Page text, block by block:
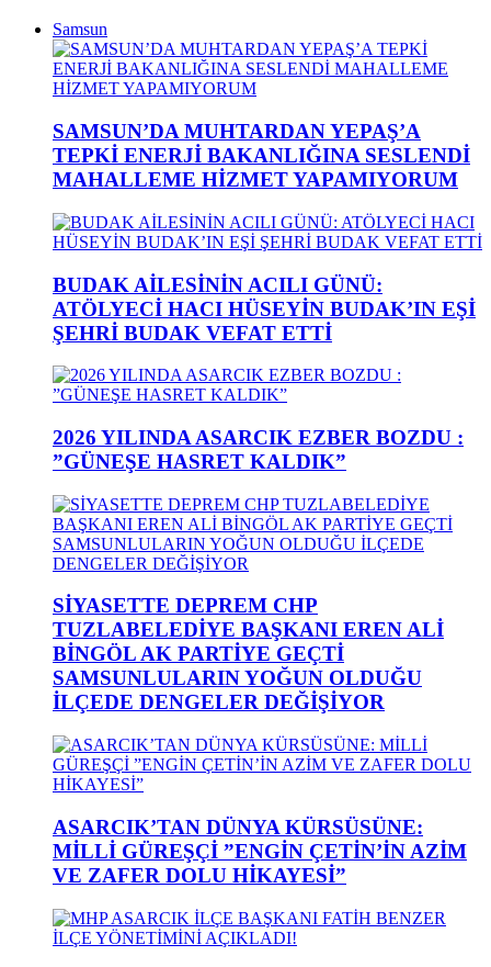
Samsun
SAMSUN’DA MUHTARDAN YEPAŞ’A
TEPKİ ENERJİ BAKANLIĞINA SESLENDİ
MAHALLEME HİZMET YAPAMIYORUM
BUDAK AİLESİNİN ACILI GÜNÜ:
ATÖLYECİ HACI HÜSEYİN BUDAK’IN EŞİ
ŞEHRİ BUDAK VEFAT ETTİ
2026 YILINDA ASARCIK EZBER BOZDU :
”GÜNEŞE HASRET KALDIK”
SİYASETTE DEPREM CHP
TUZLABELEDİYE BAŞKANI EREN ALİ
BİNGÖL AK PARTİYE GEÇTİ
SAMSUNLULARIN YOĞUN OLDUĞU
İLÇEDE DENGELER DEĞİŞİYOR
ASARCIK’TAN DÜNYA KÜRSÜSÜNE:
MİLLİ GÜREŞÇİ ”ENGİN ÇETİN’İN AZİM
VE ZAFER DOLU HİKAYESİ”